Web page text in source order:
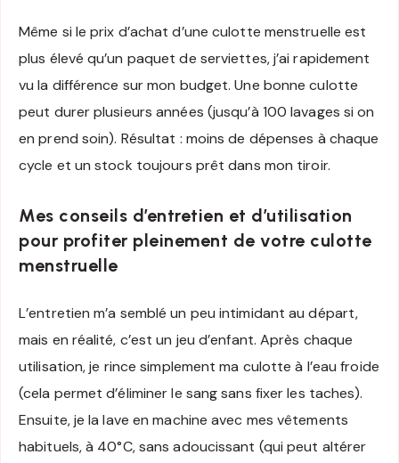
Même si le prix d’achat d’une culotte menstruelle est
plus élevé qu’un paquet de serviettes, j’ai rapidement
vu la différence sur mon budget. Une bonne culotte
peut durer plusieurs années (jusqu’à 100 lavages si on
en prend soin). Résultat : moins de dépenses à chaque
cycle et un stock toujours prêt dans mon tiroir.
Mes conseils d’entretien et d’utilisation
pour profiter pleinement de votre culotte
menstruelle
L’entretien m’a semblé un peu intimidant au départ,
mais en réalité, c’est un jeu d’enfant. Après chaque
utilisation, je rince simplement ma culotte à l’eau froide
(cela permet d’éliminer le sang sans fixer les taches).
Ensuite, je la lave en machine avec mes vêtements
habituels, à 40°C, sans adoucissant (qui peut altérer